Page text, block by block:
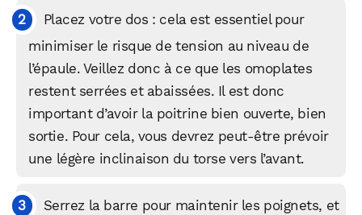
Placez votre dos : cela est essentiel pour
minimiser le risque de tension au niveau de
l’épaule. Veillez donc à ce que les omoplates
restent serrées et abaissées. Il est donc
important d’avoir la poitrine bien ouverte, bien
sortie. Pour cela, vous devrez peut-être prévoir
une légère inclinaison du torse vers l’avant.
Serrez la barre pour maintenir les poignets, et